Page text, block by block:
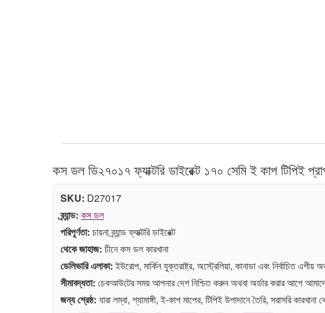
কস ডল ডি২৭০১৭ ফ্যাক্টরি ডাইরেক্ট ১৭০ সেমি ই কাপ টিপিই
SKU: D27017
ব্র্যান্ড: কস ডল
পরিপূর্ণতা: চায়না ব্র্যান্ড ফ্যাক্টরি ডাইরেক্ট
থেকে জাহাজ: চীনে কস ডল কারখানা
ডেলিভারি এলাকা:ইউরোপ, মার্কিন যুক্তরাষ্ট্র, অস্ট্রেলিয়া, কানাডা এবং নির্বাচিত এশীয়
সীমাবদ্ধতা: চেকআউটের সময় আপনার দেশ নিশ্চিত করুন অথবা অর্ডার করার আগে
জন্য শ্রেষ্ঠ: যারা লম্বা, শ্যামাঙ্গী, ই-কাপ মাপের, টিপিই উপাদানে তৈরি, সরাসরি